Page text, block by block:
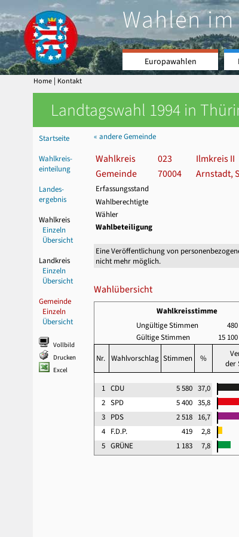
Wahlen
Europawahlen
Home | Kontakt
Landtagswahl 1994 in
Startseite
Wahlkreis-
einteilung
Landes-
ergebnis
Wahlkreis
Einzeln
Übersicht
Landkreis
Einzeln
Übersicht
Gemeinde
Einzeln
Übersicht
Vollbild
Drucken
Excel
« andere Gemeinde
Wahlkreis 023
Ilmkreis II
Gemeinde
70004 Arnstadt,
Erfassungsstand
Wahlberechtigte
Wähler
Wahlbeteiligung
Eine Veröffentlichung von
nicht mehr möglich.
Wahlübersicht
Wahlkreisstimme
Ungültige Stimmen
480
Gültige Stimmen
15 100
Nr. Wahlvorschlag Stimmen %
der
1 CDU 5 580 37,0
2 SPD 5 400 35,8
3 PDS 2 518 16,7
4 F.D.P. 419
2,8
5 GRÜNE 1 183 7,8